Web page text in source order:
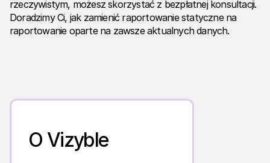
rzeczywistym, możesz skorzystać z bezpłatnej konsultacji.
Doradzimy Ci, jak zamienić raportowanie statyczne na
raportowanie oparte na zawsze aktualnych danych.
O Vizyble